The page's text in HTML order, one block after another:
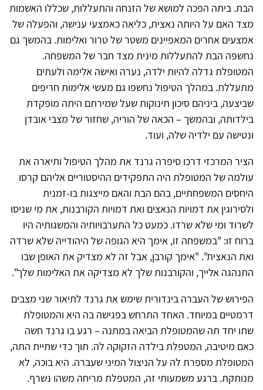
הבת. ביתה הפכה למושא של הזנחה והתעללות, שכללו האשמות
מצד האם על היותה נאצית, כליאה כאמצעי ענישה, והפעלה של
אמצעים אחרים המאפיינים משטר של טרור ואלימות. בהמשך גם
נחשפה הבת להתעללות מינית מצד חבר של המשפחה.
המטופלת גדלה להיות ילדה, נערה ואישה אלימה ולעתים
מתעללת. במהלך הטיפול נחשפו גם מעשי אלימות חריפים
שביצעה, ביניהם סיכון תינוקות שעל שמירתם היתה מופקדת
בילדותה, ובהמשך – הכאה של הוריה, שחזור של מצבי אובדן
ונטישה עם ילדיה שלה, ועוד.
הציר המרכזי דרכו סיפרה גרנד את מהלך הטיפול ותיארה את
עולמה של המטופלת היה התפקידים ההיסטוריים אליהם קרסו
היחסים המשפחתיים, בהם הבת והאם מייצגות בו-זמנית
ולסירוגין את דמויות הנאצים ואת דמויות הקורבנות, את מי שניסו
לשרוד ומי שלא שרדו. כמעט כל התערבויותיה והמשגותיה היו
ברוח זו: "במשפחה זו, אימך היא הגופה של היהודייה שלא שרדה
ואת הנאצית". "אימך קורבן, אבל זה לא מצדיק את האופן שבו
התנהגה אלייך, והקורבנות שלך לא מצדיקה את האלימות שלך".
הפירוש של העברה בינדורית שימש את גרנד לתיאור שני מצבים
דרמטיים במיוחד. האחד התרחש בפגישה בה היא והמטופלת
שתו יחד תה שהמטופלת הביאה במתנה – רגע בו גרנד חשה
כאם מיטיבה, המטפלת בילדה הזקוקה לה. תוך כדי שתיית התה,
המטופלת מספרת לה על הניצול המיני שעברה. היא בוכה, לא
מנותקת. ברגע משמעותי זה, המטפלת מריחה משהו נשרף.